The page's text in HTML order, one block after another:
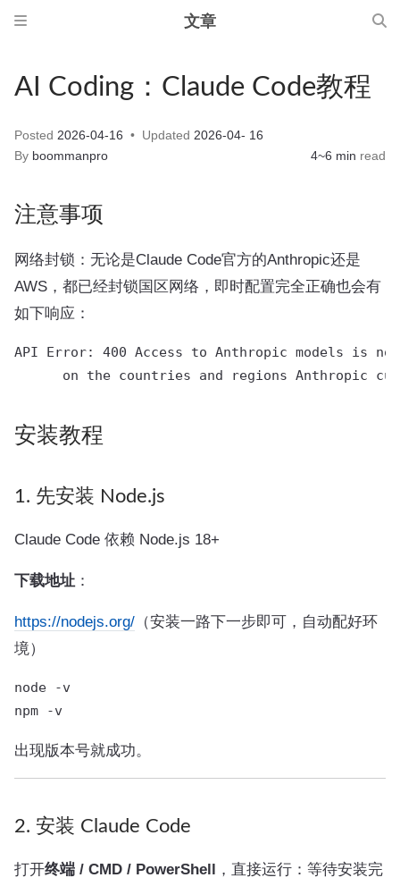
文章
AI Coding：Claude Code教程
Posted 2026-04-16 Updated 2026-04- 16
By boommanpro 4~6 min read
注意事项
网络封锁：无论是Claude Code官方的Anthropic还是
AWS，都已经封锁国区网络，即时配置完全正确也会有
如下响应：
API Error: 400 Access to Anthropic models is
on the countries and regions Anthropic
安装教程
1. 先安装 Node.js
Claude Code 依赖 Node.js 18+
下载地址 ：
https://nodejs.org/ （安装一路下一步即可，自动配好环
境）
node -v
出现版本号就成功。
2. 安装 Claude Code
打开终端 / CMD / PowerShell ，直接运行：等待安装完